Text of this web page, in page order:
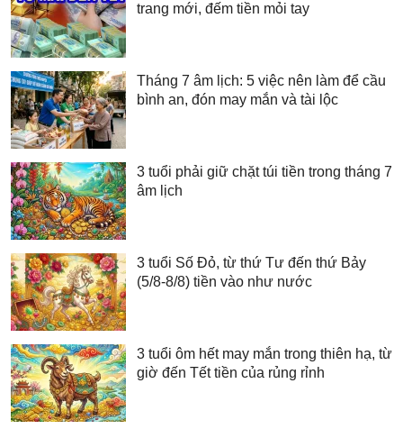
trang mới, đếm tiền mỏi tay
Tháng 7 âm lịch: 5 việc nên làm để cầu
bình an, đón may mắn và tài lộc
3 tuổi phải giữ chặt túi tiền trong tháng 7
âm lịch
3 tuổi Số Đỏ, từ thứ Tư đến thứ Bảy
(5/8-8/8) tiền vào như nước
3 tuổi ôm hết may mắn trong thiên hạ, từ
giờ đến Tết tiền của rủng rỉnh